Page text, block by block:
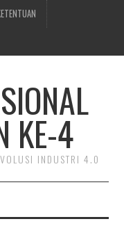
KE-4
INDUSTRI 4.0